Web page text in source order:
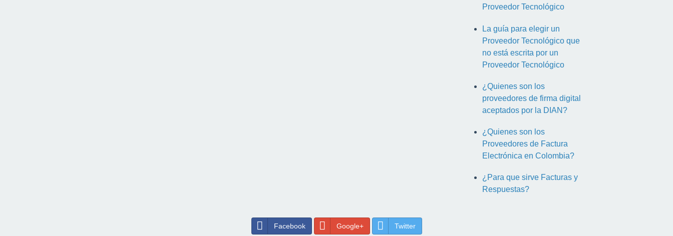
Proveedor Tecnológico
La guía para elegir un
Proveedor Tecnológico que
no está escrita por un
Proveedor Tecnológico
¿Quienes son los
proveedores de firma digital
aceptados por la DIAN?
¿Quienes son los
Proveedores de Factura
Electrónica en Colombia?
¿Para que sirve Facturas y
Respuestas?
Facebook Google+ Twitter